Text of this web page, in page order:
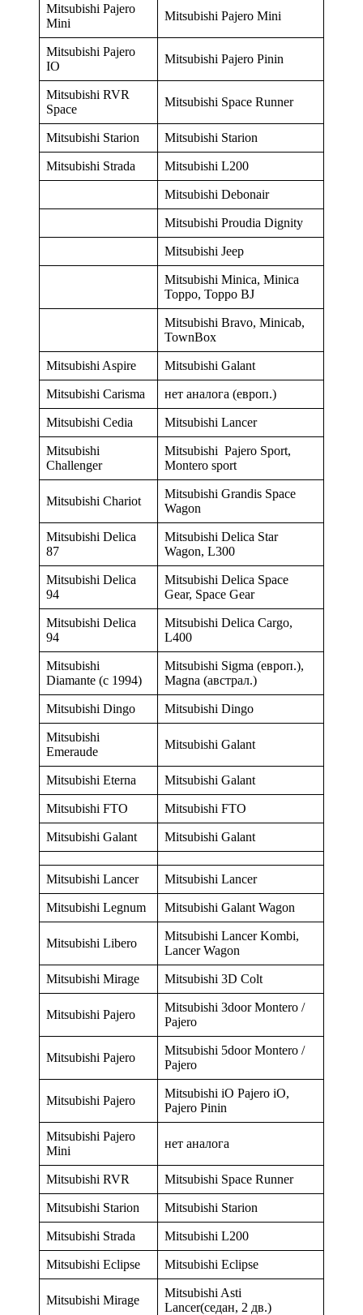
Mitsubishi Pajero
Mini
Mitsubishi Pajero Mini
Mitsubishi Pajero
IO
Mitsubishi Pajero Pinin
Mitsubishi RVR
Space
Mitsubishi Space Runner
Mitsubishi Starion Mitsubishi Starion
Mitsubishi Strada Mitsubishi L200
Mitsubishi Debonair
Mitsubishi Proudia Dignity
Mitsubishi Jeep
Mitsubishi Minica, Minica
Toppo, Toppo BJ
Mitsubishi Bravo, Minicab,
TownBox
Mitsubishi Aspire Mitsubishi Galant
Mitsubishi Carisma нет аналога (европ.)
Mitsubishi Cedia Mitsubishi Lancer
Mitsubishi
Challenger
Mitsubishi Pajero Sport,
Montero sport
Mitsubishi Chariot
Mitsubishi Grandis Space
Wagon
Mitsubishi Delica
87
Mitsubishi Delica Star
Wagon, L300
Mitsubishi Delica
94
Mitsubishi Delica Space
Gear, Space Gear
Mitsubishi Delica
94
Mitsubishi Delica Cargo,
L400
Mitsubishi
Diamante (с 1994)
Mitsubishi Sigma (европ.),
Magna (австрал.)
Mitsubishi Dingo Mitsubishi Dingo
Mitsubishi
Emeraude
Mitsubishi Galant
Mitsubishi Eterna Mitsubishi Galant
Mitsubishi FTO Mitsubishi FTO
Mitsubishi Galant Mitsubishi Galant
Mitsubishi Lancer Mitsubishi Lancer
Mitsubishi Legnum Mitsubishi Galant Wagon
Mitsubishi Libero
Mitsubishi Lancer Kombi,
Lancer Wagon
Mitsubishi Mirage Mitsubishi 3D Colt
Mitsubishi Pajero
Mitsubishi 3door Montero /
Pajero
Mitsubishi Pajero
Mitsubishi 5door Montero /
Pajero
Mitsubishi Pajero
Mitsubishi iO Pajero iO,
Pajero Pinin
Mitsubishi Pajero
Mini
нет аналога
Mitsubishi RVR Mitsubishi Space Runner
Mitsubishi Starion Mitsubishi Starion
Mitsubishi Strada Mitsubishi L200
Mitsubishi Eclipse Mitsubishi Eclipse
Mitsubishi Mirage
Mitsubishi Asti
Lancer(седан, 2 дв.)